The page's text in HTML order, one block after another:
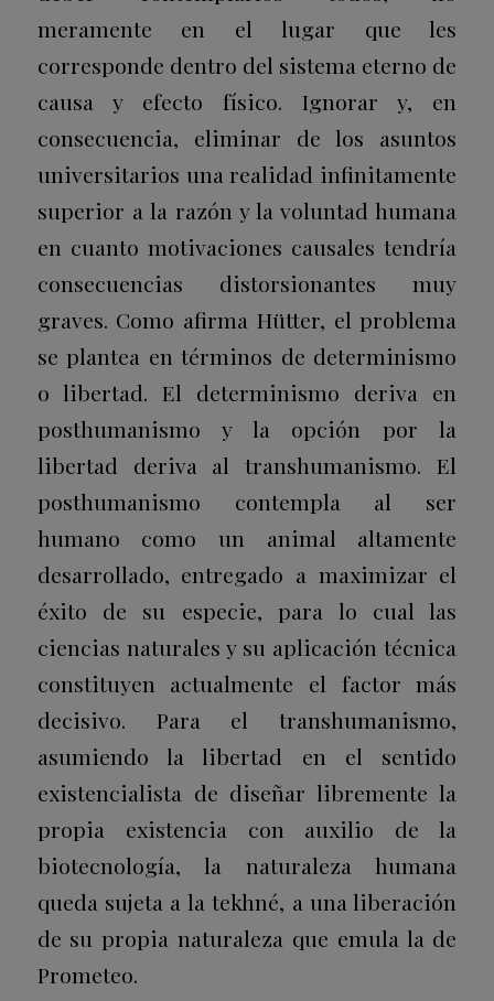
meramente en el lugar que les
corresponde dentro del sistema eterno de
causa y efecto físico. Ignorar y, en
consecuencia, eliminar de los asuntos
universitarios una realidad infinitamente
superior a la razón y la voluntad humana
en cuanto motivaciones causales tendría
consecuencias distorsionantes muy
graves. Como afirma Hütter, el problema
se plantea en términos de determinismo
o libertad. El determinismo deriva en
posthumanismo y la opción por la
libertad deriva al transhumanismo. El
posthumanismo contempla al ser
humano como un animal altamente
desarrollado, entregado a maximizar el
éxito de su especie, para lo cual las
ciencias naturales y su aplicación técnica
constituyen actualmente el factor más
decisivo. Para el transhumanismo,
asumiendo la libertad en el sentido
existencialista de diseñar libremente la
propia existencia con auxilio de la
biotecnología, la naturaleza humana
queda sujeta a la tekhné, a una liberación
de su propia naturaleza que emula la de
Prometeo.